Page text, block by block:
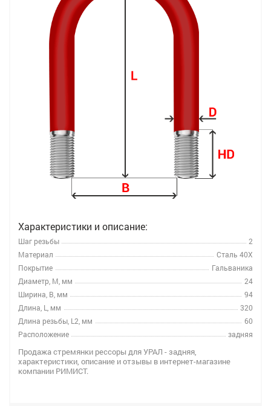
Характеристики и описание:
Шаг резьбы
2
Материал
Сталь 40Х
Покрытие
Гальваника
Диаметр, M, мм
24
Ширина, B, мм
94
Длина, L, мм
320
Длина резьбы, L2, мм
60
Расположение
задняя
Продажа стремянки рессоры для УРАЛ - задняя,
характеристики, описание и отзывы в интернет-магазине
компании РИМИСТ.